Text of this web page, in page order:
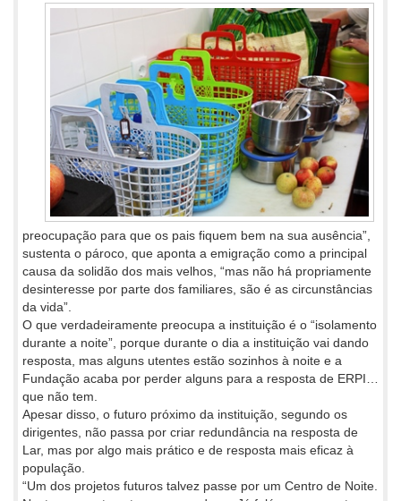
preocupação para que os pais fiquem bem na sua ausência”,
sustenta o pároco, que aponta a emigração como a principal
causa da solidão dos mais velhos, “mas não há propriamente
desinteresse por parte dos familiares, são é as circunstâncias
da vida”.
O que verdadeiramente preocupa a instituição é o “isolamento
durante a noite”, porque durante o dia a instituição vai dando
resposta, mas alguns utentes estão sozinhos à noite e a
Fundação acaba por perder alguns para a resposta de ERPI…
que não tem.
Apesar disso, o futuro próximo da instituição, segundo os
dirigentes, não passa por criar redundância na resposta de
Lar, mas por algo mais prático e de resposta mais eficaz à
população.
“Um dos projetos futuros talvez passe por um Centro de Noite.